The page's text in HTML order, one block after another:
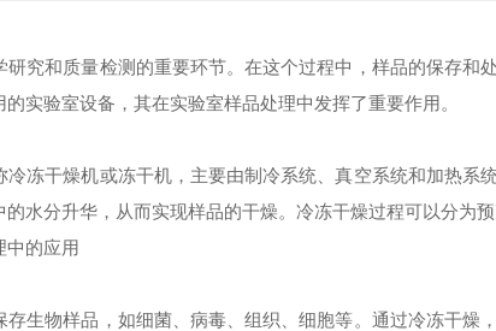
和质量检测的重要环节。在这个过程中，样品的保存和处
的实验室设备，其在实验室样品处理中发挥了重要作用。
干燥机或冻干机，主要由制冷系统、真空系统和加热系
水分升华，从而实现样品的干燥。冷冻干燥过程可以分为
的应用
物样品，如细菌、病毒、组织、细胞等。通过冷冻干燥